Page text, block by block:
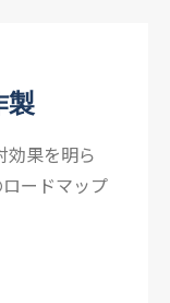
製
効果を明ら
ードマップ